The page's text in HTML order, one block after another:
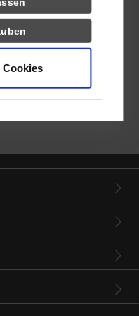
konnte sich das Team
2. Platz sichern.
des Rennwagens
Engineering Teams